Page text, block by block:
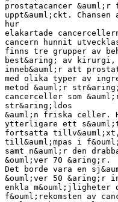
prostatacancer
uppt&auml;ckt.
hur
elakartade
cancern hunnit
finns tre grupper av
best&aring; av
inneb&auml;r att
med olika typer av
metod &auml;r
cancerceller som
str&aring;ldos
&auml;n friska celler.
ytterligare ett
fortsatta tillv&auml;xt,
till&auml;mpas i
samt n&auml;r den
&ouml;ver 70 &aring;r.
Det borde vara en
&ouml;ver 50 &aring;r
enkla
f&ouml;rekomsten av